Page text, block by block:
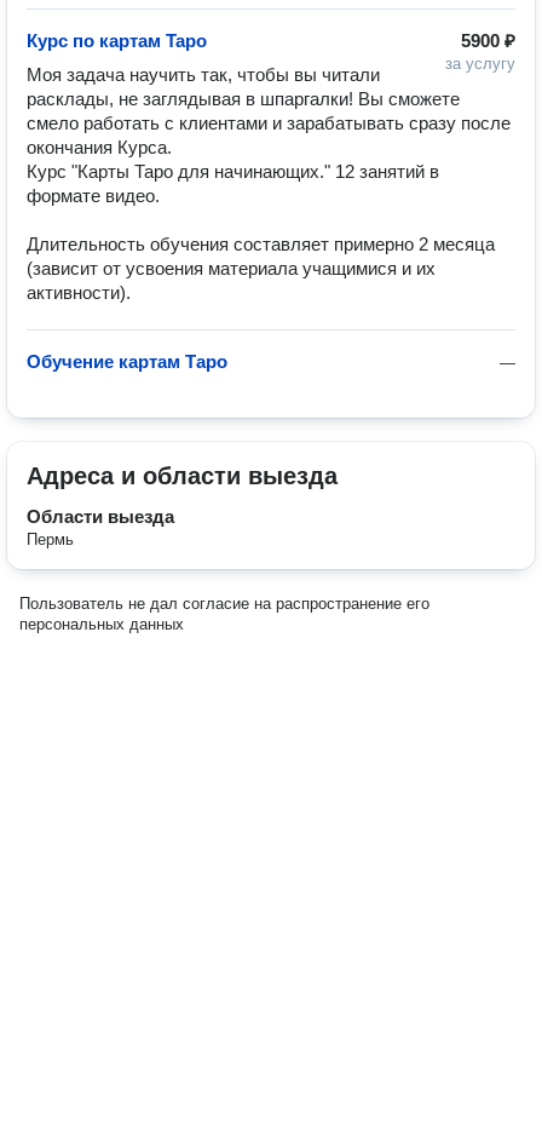
5900 ₽
за услугу
Курс по картам Taро
Моя задача научить так, чтобы вы читали
расклады, не заглядывая в шпаргалки! Вы сможете
смело работать с клиентами и зарабатывать сразу после
окончания Курса.
Курс "Карты Таpo для начинающих." 12 занятий в
формате видео.
Длительность обучения составляет примерно 2 месяца
(зависит от усвоения материала учащимися и их
активности).
—
Обучение картам Таро
Адреса и области выезда
Области выезда
Пермь
Пользователь не дал согласие на распространение его
персональных данных